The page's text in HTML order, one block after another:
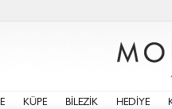
KÜPE BİLEZİK HEDİYE